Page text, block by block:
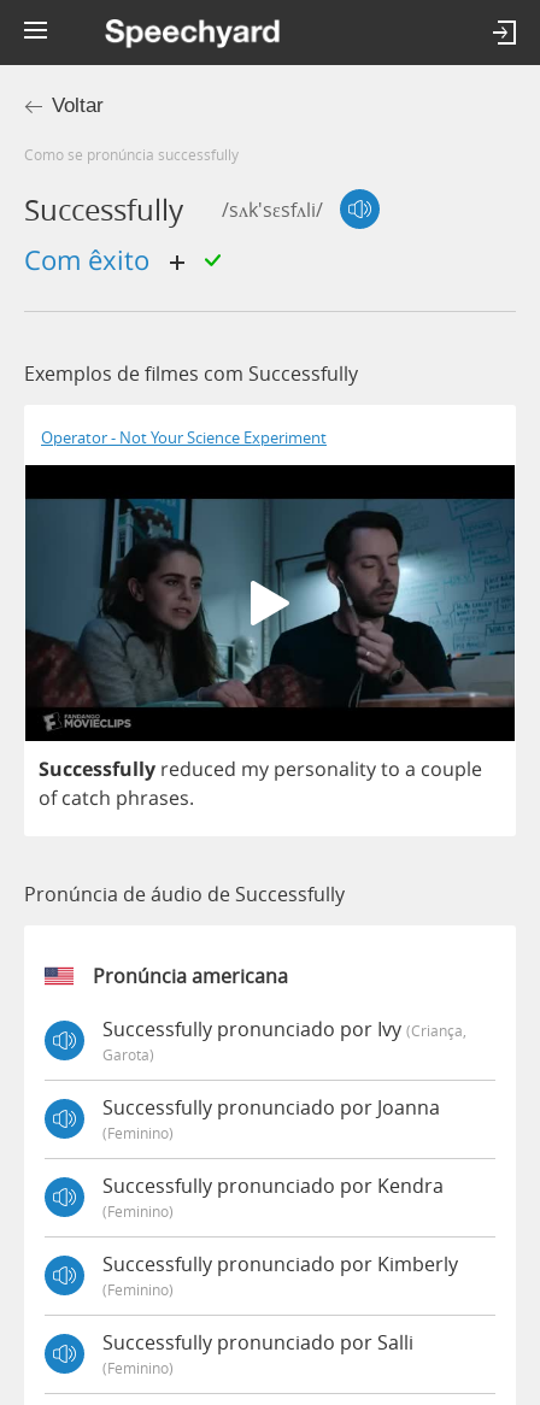
Voltar
Como se pronúncia successfully
Successfully /sʌk'sɛsfʌli/
com êxito
Exemplos de filmes com Successfully
Operator - Not Your Science Experiment
Successfully reduced my personalityto a couple
of catch phrases.
Pronúncia de áudio de Successfully
Pronúncia americana
Successfully pronunciado por Ivy (criança,
Garota)
Successfully pronunciado por Joanna
(feminino)
Successfully pronunciado por Kendra
(feminino)
Successfully pronunciado por Kimberly
(feminino)
Successfully pronunciado por Salli
(feminino)